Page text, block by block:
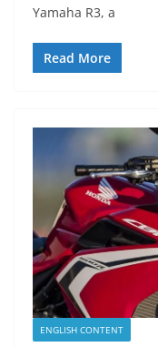
Yamaha R3, a
Read More
ENGLISH CONTENT